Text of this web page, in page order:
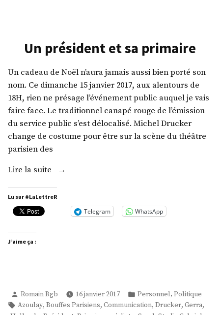
Un président et sa primaire
Un cadeau de Noël n’aura jamais aussi bien porté son
nom. Ce dimanche 15 janvier 2017, aux alentours de
18H, rien ne présage l’événement public auquel je vais
faire face. Le traditionnel canapé rouge de l’émission
du service public s’est délocalisé. Michel Drucker
change de costume pour être sur la scène du théâtre
parisien des
Lire la suite
« Un
et
Lu sur #LaLettreR
Telegram WhatsApp
J’aime ça :
Publié
par
Romain Bgb 16 janvier 2017
Publié
dans
Personnel, Politique
Étiquettes :
Azoulay, Bouffes Parisiens, Communication, Drucker, Gerra,